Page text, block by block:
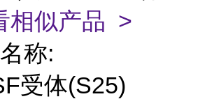
相似产品 >
称:
受体(S25)